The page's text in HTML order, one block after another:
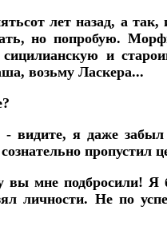
лет назад, а
но попробую.
и
возьму Ласкера...
видите, я даже
пропустил
вы мне подбросили! Я
личности. Не по